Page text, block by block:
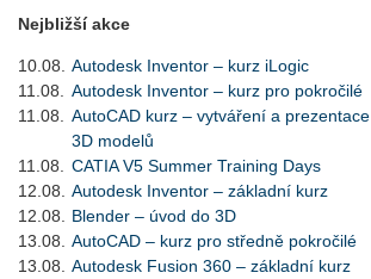
Nejbližší akce
10.08.
Autodesk Inventor – kurz iLogic
11.08.
Autodesk Inventor – kurz pro pokročilé
11.08.
AutoCAD kurz – vytváření a prezentace
3D modelů
11.08.
CATIA V5 Summer Training Days
12.08.
Autodesk Inventor – základní kurz
12.08.
Blender – úvod do 3D
13.08.
AutoCAD – kurz pro středně pokročilé
13.08.
Autodesk Fusion 360 – základní kurz